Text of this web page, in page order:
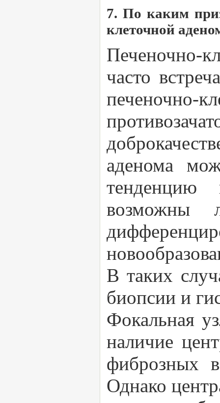
7. По каким
клеточной
Печеночно-
часто
печеночно-
аденома
тенденцию
возможны
В таких
биопсии и
Фокальная
наличие
фиброзных
Однако